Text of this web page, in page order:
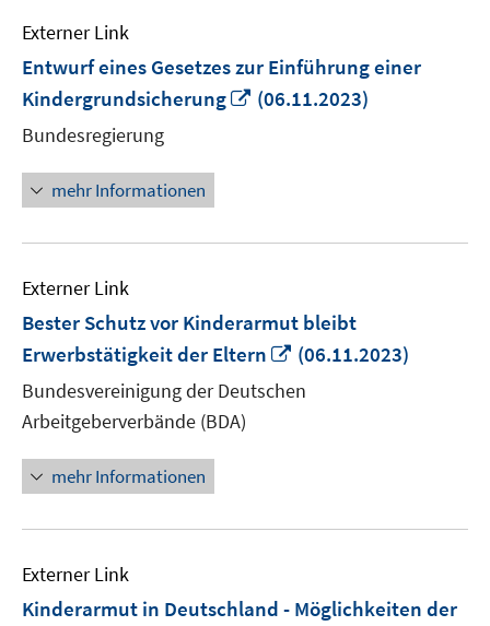
Externer Link
Entwurf eines Gesetzes zur Einführung einer
Kindergrundsicherung
In
(06.11.2023)
Bundesregierung
mehr Informationen
Externer Link
Bester Schutz vor Kinderarmut bleibt
Erwerbstätigkeit der Eltern
In
Fenster
(06.11.2023)
Bundesvereinigung der Deutschen
Arbeitgeberverbände (BDA)
mehr Informationen
Externer Link
Kinderarmut in Deutschland - Möglichkeiten der